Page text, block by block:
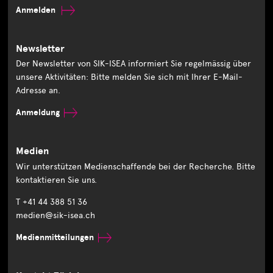
Anmelden
Newsletter
Der Newsletter von SIK-ISEA informiert Sie regelmässig über
unsere Aktivitäten: Bitte melden Sie sich mit Ihrer E-Mail-
Adresse an.
Anmeldung
Medien
Wir unterstützen Medienschaffende bei der Recherche. Bitte
kontaktieren Sie uns.
T +41 44 388 51 36
medien@sik-isea.ch
Medienmitteilungen